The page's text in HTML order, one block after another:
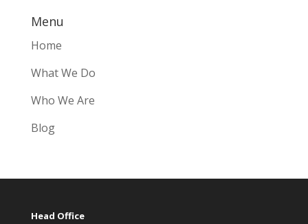
Menu
Home
What We Do
Who We Are
Blog
Head Office